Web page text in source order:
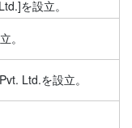
を設立。
。
Ltd.を設立。